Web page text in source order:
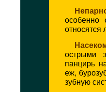
особенно
относятся
острыми
панцирь
еж,
зубную